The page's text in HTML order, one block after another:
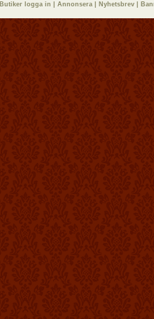
Butiker logga in Annonsera Nyhetsbrev